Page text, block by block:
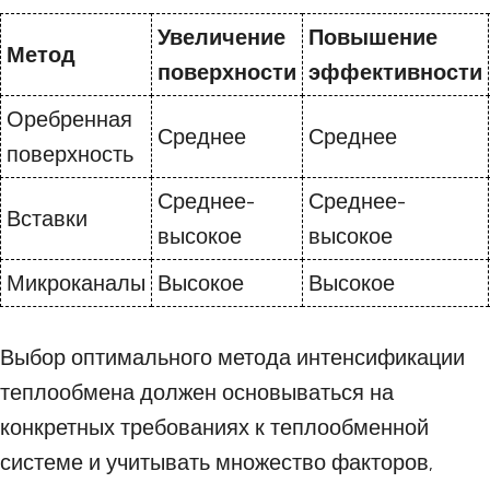
Метод
Увеличение
поверхности
Повышение
эффективности
Оребренная
поверхность
Среднее Среднее
Вставки
Среднее-
высокое
Среднее-
высокое
Микроканалы Высокое Высокое
Выбор оптимального метода интенсификации
теплообмена должен основываться на
конкретных требованиях к теплообменной
системе и учитывать множество факторов,